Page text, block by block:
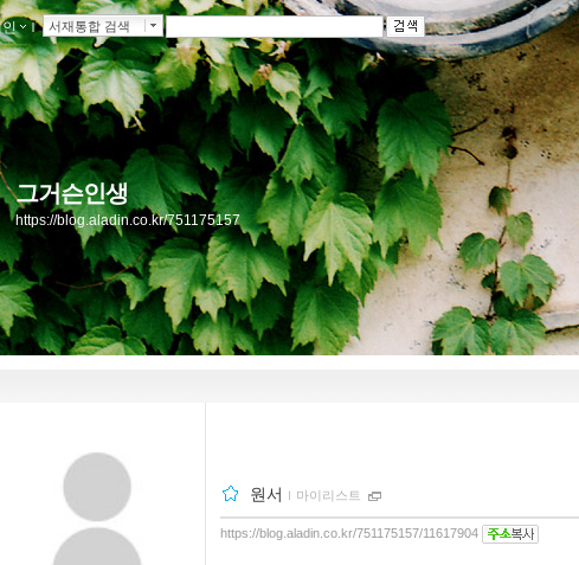
ｌ 서재통합 검색
그거슨인생
https://blog.aladin.co.kr/751175157
원서 ｌ 마이리스트
https://blog.aladin.co.kr/751175157/11617904